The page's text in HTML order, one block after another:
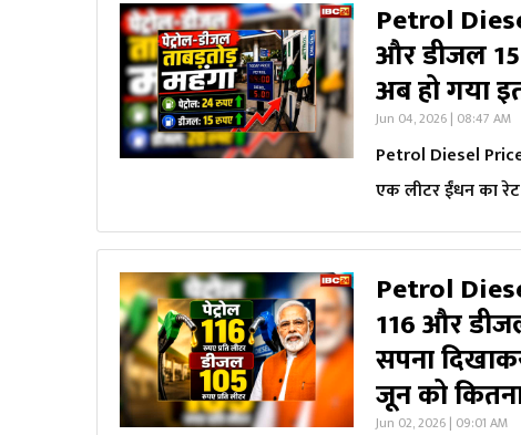
Petrol
और डीजल
अब हो गया
Jun 04, 2026 | 08:47 AM
Petrol Diesel
एक लीटर ईंधन का
Petrol
116 और
सपना
जून को
Jun 02, 2026 | 09:01 AM